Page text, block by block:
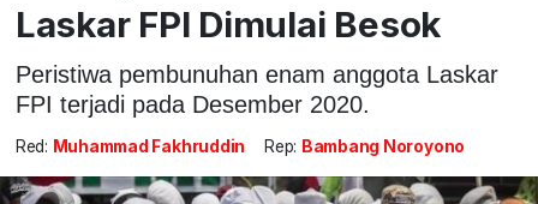
Laskar FPI Dimulai Besok
Peristiwa pembunuhan enam anggota Laskar
FPI terjadi pada Desember 2020.
Red: Muhammad Fakhruddin Rep: Bambang Noroyono